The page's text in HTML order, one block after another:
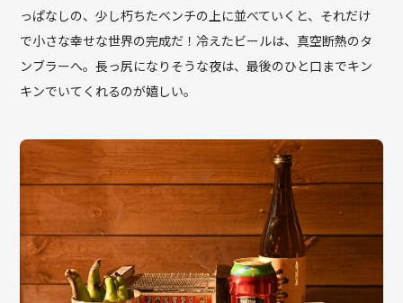
っぱなしの、少し朽ちたベンチの上に並べていくと、それだけ
で小さな幸せな世界の完成だ！冷えたビールは、真空断熱のタ
ンブラーへ。長っ尻になりそうな夜は、最後のひと口までキン
キンでいてくれるのが嬉しい。